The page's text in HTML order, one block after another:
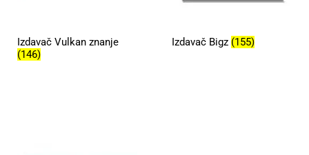
Izdavač Vulkan znanje
(146)
Izdavač Bigz (155)